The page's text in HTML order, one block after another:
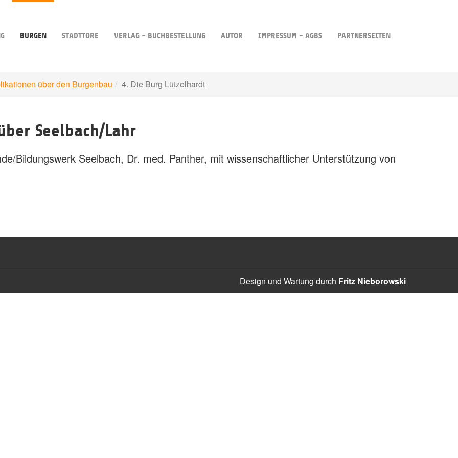
BURGEN STADTTORE VERLAG - BUCHBESTELLUNG AUTOR IMPRESSUM - AGBS PARTNERSEITEN
über den Burgenbau 4. Die Burg Lützelhardt
Seelbach/Lahr
Bildungswerk Seelbach, Dr. med. Panther, mit wissenschaftlicher Unterstützung von
Design und Wartung durch Fritz Nieborowski